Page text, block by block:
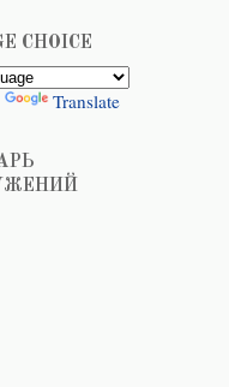
CHOICE
Translate